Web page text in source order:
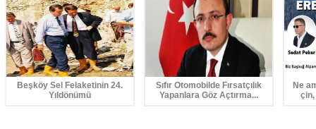
Beşköy Sel Felaketinin 24.
Yıldönümü
Sıfır Otomobilde Fırsatçılık
Yapanlara Göz Açtırma...
Ne